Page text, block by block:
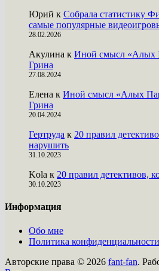
Юрий к Собрала статистику
самые популярные
28.02.2026
Акулина к Иной смысл «Алых
Грина
27.08.2024
Елена к Иной смысл «Алых
Грина
20.04.2024
Гертруда к 20 правил
нарушить
31.10.2023
Kola к 20 правил детективов,
30.10.2023
Информация
Обо мне
Политика конфиденциальности
Авторские права © 2026 fant-fan.